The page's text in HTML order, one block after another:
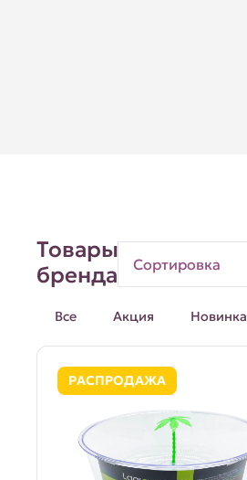
Товары
бренда
Сортировка
Все Акция Новинка
РАСПРОДАЖА